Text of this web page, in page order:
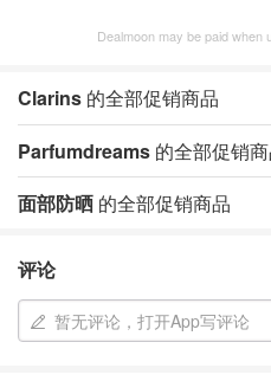
Dealmoon may be paid when
Clarins 的全部促销商品
Parfumdreams 的全部促销
面部防晒 的全部促销商品
评论
暂无评论，打开App写评论